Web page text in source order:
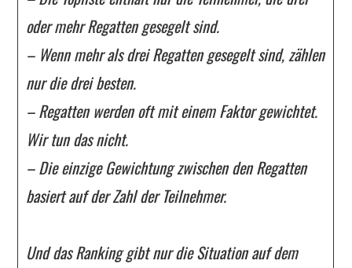
oder mehr Regatten gesegelt sind.
– Wenn mehr als drei Regatten gesegelt sind, zählen
nur die drei besten.
– Regatten werden oft mit einem Faktor gewichtet.
Wir tun das nicht.
– Die einzige Gewichtung zwischen den Regatten
basiert auf der Zahl der Teilnehmer.
Und das Ranking gibt nur die Situation auf dem